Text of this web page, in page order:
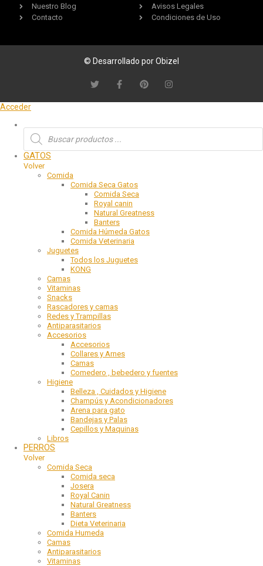
Nuestro Blog
Contacto
Avisos Legales
Condiciones de Uso
© Desarrollado por Obizel
Acceder
GATOS
Volver
Comida
Comida Seca Gatos
Comida Seca
Royal canin
Natural Greatness
Banters
Comida Húmeda Gatos
Comida Veterinaria
Juguetes
Todos los Juguetes
KONG
Camas
Vitaminas
Snacks
Rascadores y camas
Redes y Trampillas
Antiparasitarios
Accesorios
Accesorios
Collares y Arnes
Camas
Comedero , bebedero y fuentes
Higiene
Belleza , Cuidados y Higiene
Champús y Acondicionadores
Arena para gato
Bandejas y Palas
Cepillos y Maquinas
Libros
PERROS
Volver
Comida Seca
Comida seca
Josera
Royal Canin
Natural Greatness
Banters
Dieta Veterinaria
Comida Humeda
Camas
Antiparasitarios
Vitaminas